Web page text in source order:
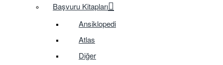
Başvuru Kitapları
Ansiklopedi
Atlas
Diğer